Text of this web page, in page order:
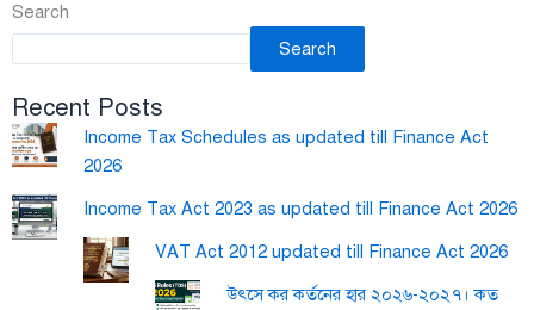
Search
Search
Recent Posts
Income Tax Schedules as updated till Finance Act
2026
Income Tax Act 2023 as updated till Finance Act 2026
VAT Act 2012 updated till Finance Act 2026
উৎসে কর কর্তনের হার ২০২৬-২০২৭। কত